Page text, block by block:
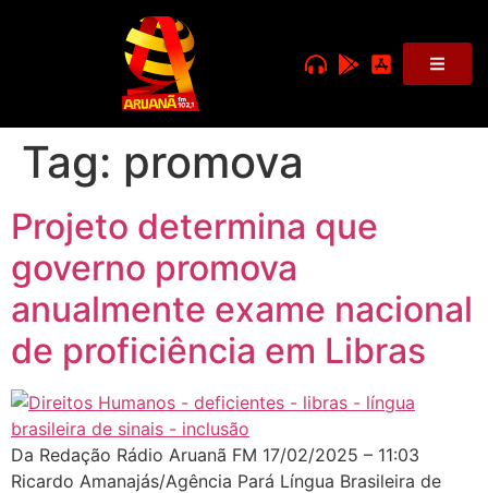
Tag: promova
Projeto determina que
governo promova
anualmente exame nacional
de proficiência em Libras
Da Redação Rádio Aruanã FM 17/02/2025 – 11:03
Ricardo Amanajás/Agência Pará Língua Brasileira de